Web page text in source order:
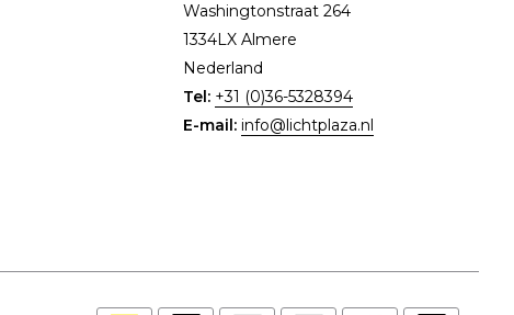
Washingtonstraat 264
1334LX Almere
Nederland
Tel: +31 (0)36-5328394
E-mail: info@lichtplaza.nl